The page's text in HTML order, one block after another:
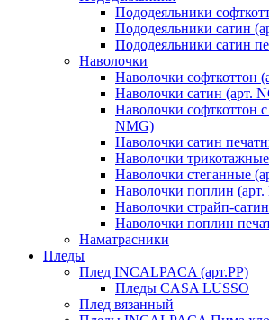
Пододеяльники
Пододеяльники сатин
Пододеяльники сатин
Наволочки
Наволочки софткоттон
Наволочки сатин (арт.
Наволочки софткоттон
NMG)
Наволочки сатин
Наволочки
Наволочки стеганные
Наволочки поплин (арт.
Наволочки страйп-
Наволочки поплин
Наматрасники
Пледы
Плед INCALPACA (арт.PP)
Пледы CASA LUSSO
Плед вязанный